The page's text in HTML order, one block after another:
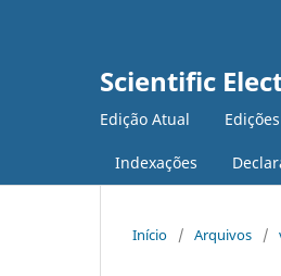
Scientific
Edição Atual
Indexações
Início / Arquivos /